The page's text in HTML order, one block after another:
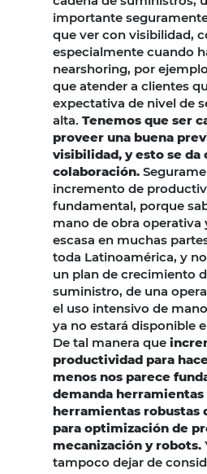
importante
que ver con visibilidad,
especialmente cuando
nearshoring, por
que atender a clientes
expectativa de nivel de
alta. Tenemos que ser
proveer una buena
visibilidad, y esto se da
colaboración.
incremento de
fundamental, porque
mano de obra operativa
escasa en muchas
toda Latinoamérica, y
un plan de crecimiento
suministro, de una
el uso intensivo de
ya no estará disponible
De tal manera que
productividad para
menos nos parece
demanda
herramientas robustas
para optimización de
mecanización y robots.
tampoco dejar de